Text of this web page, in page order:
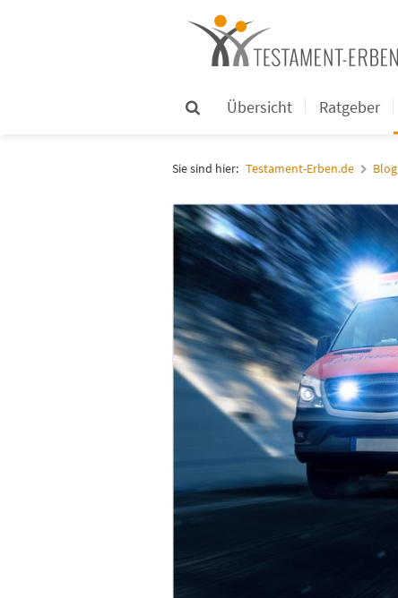
Übersicht Ratgeber
Sie sind hier: Testament-Erben.de Blog